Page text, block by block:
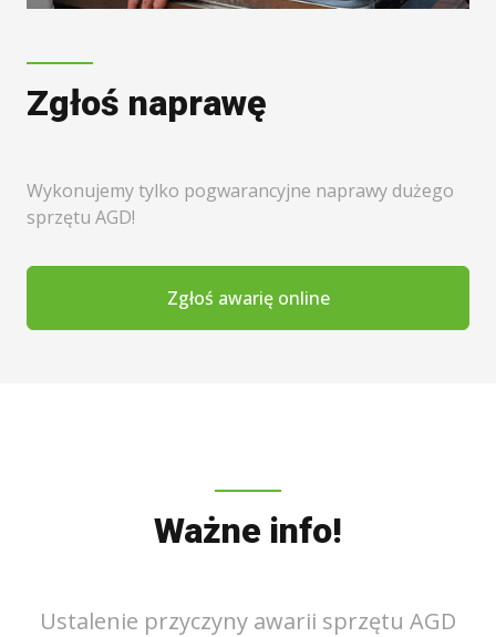
Zgłoś naprawę
Wykonujemy tylko pogwarancyjne naprawy dużego
sprzętu AGD!
Zgłoś awarię online
Ważne info!
Ustalenie przyczyny awarii sprzętu AGD